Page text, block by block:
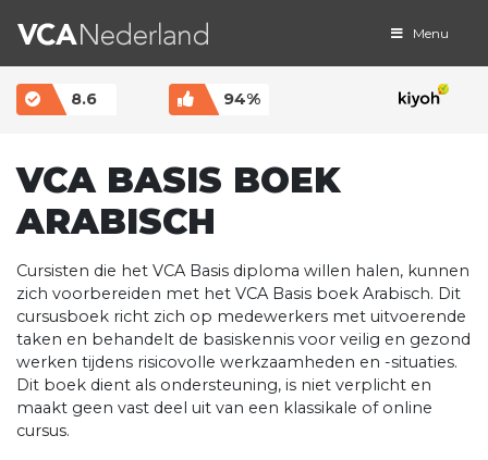
MAIN NAVIGATION Menu
8.6 94%
VCA BASIS BOEK
ARABISCH
Cursisten die het VCA Basis diploma willen halen, kunnen
zich voorbereiden met het VCA Basis boek Arabisch. Dit
cursusboek richt zich op medewerkers met uitvoerende
taken en behandelt de basiskennis voor veilig en gezond
werken tijdens risicovolle werkzaamheden en -situaties.
Dit boek dient als ondersteuning, is niet verplicht en
maakt geen vast deel uit van een klassikale of online
cursus.